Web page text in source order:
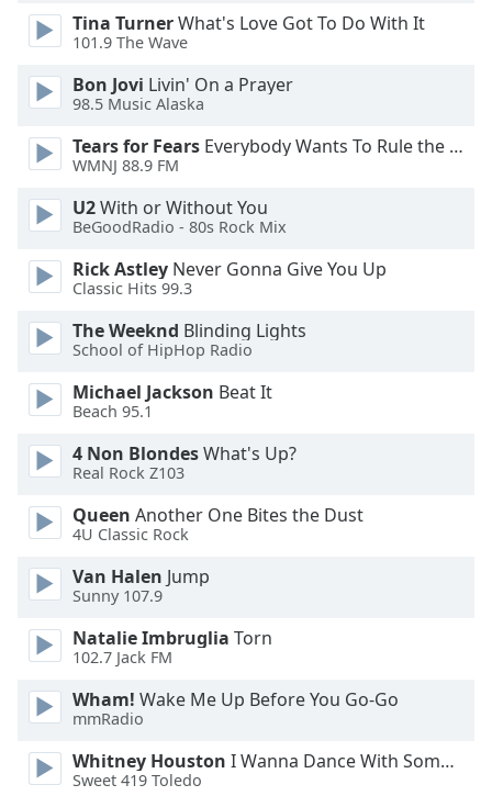
Color
Opacity
Font
Edge
Style
Font
Family
Reset
Done
Modal
Dialog
dialog
window.
Tina TurnerWhat's Love Got To Do With It
101.9 The Wave
Bon Jovi Livin' On a Prayer
98.5 Music Alaska
Tears for Fears Everybody Wants To Rule the World
WMNJ 88.9 FM
U2With or Without You
BeGoodRadio - 80s Rock Mix
Rick Astley Never Gonna Give You Up
Classic Hits 99.3
The Weeknd Blinding Lights
School of HipHop Radio
Michael Jackson Beat It
Beach 95.1
4 Non BlondesWhat's Up?
Real Rock Z103
Queen Another One Bites the Dust
4U Classic Rock
Van Halen Jump
Sunny 107.9
Natalie Imbruglia Torn
102.7 Jack FM
Wham! Wake Me Up Before You Go-Go
mmRadio
Whitney Houston I Wanna Dance With Somebody
Sweet 419 Toledo